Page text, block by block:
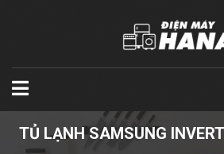
TỦ LẠNH SAMSUNG